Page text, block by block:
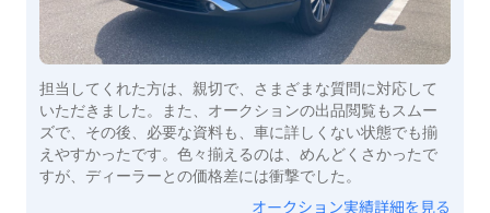
担当してくれた方は、親切で、さまざまな質問に対応して
いただきました。また、オークションの出品閲覧もスムー
ズで、その後、必要な資料も、車に詳しくない状態でも揃
えやすかったです。色々揃えるのは、めんどくさかったで
すが、ディーラーとの価格差には衝撃でした。
オークション実績詳細を見る